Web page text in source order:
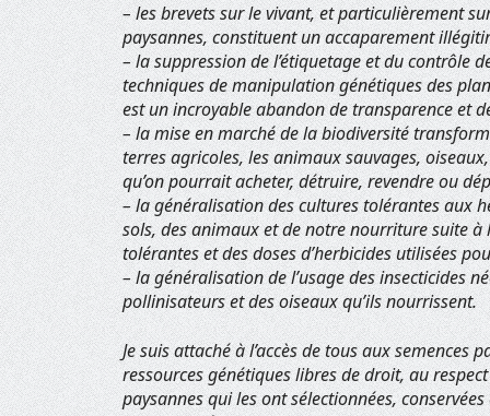
– les brevets sur le vivant, et particulièrement
paysannes, constituent un accaparement
– la suppression de l’étiquetage et du contrôle
techniques de manipulation génétiques des
est un incroyable abandon de transparence et
– la mise en marché de la biodiversité
terres agricoles, les animaux sauvages,
qu’on pourrait acheter, détruire, revendre ou
– la généralisation des cultures tolérantes aux
sols, des animaux et de notre nourriture suite à
tolérantes et des doses d’herbicides utilisées
– la généralisation de l’usage des insecticides
pollinisateurs et des oiseaux qu’ils nourrissent.
Je suis attaché à l’accès de tous aux
ressources génétiques libres de droit, au
paysannes qui les ont sélectionnées,